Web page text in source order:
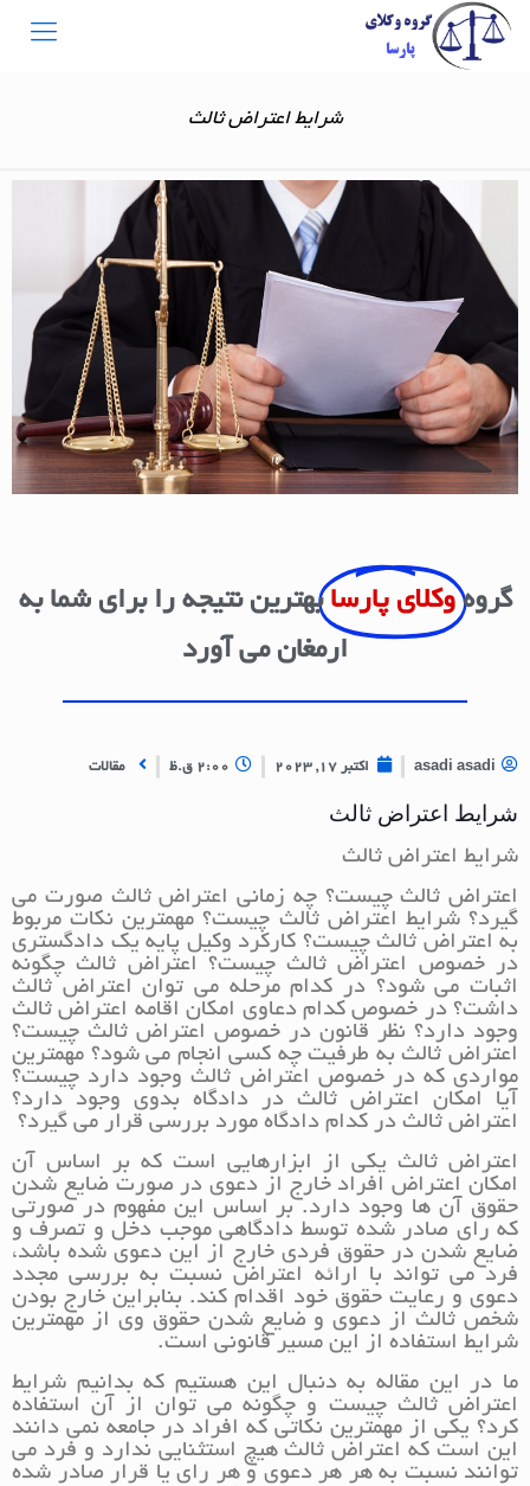
شرایط اعتراض ثالث
گروه وکلای پارسا بهترین نتیجه را برای شما به
ارمغان می آورد
asadi asadi اکتبر 17, 2023 2:00 ق.ظ مقالات
شرایط اعتراض ثالث
شرایط اعتراض ثالث
اعتراض ثالث چیست؟ چه زمانی اعتراض ثالث صورت می
گیرد؟ شرایط اعتراض ثالث چیست؟ مهمترین نکات مربوط
به اعتراض ثالث چیست؟ کارکرد وکیل پایه یک دادگستری
در خصوص اعتراض ثالث چیست؟ اعتراض ثالث چگونه
اثبات می شود؟ در کدام مرحله می توان اعتراض ثالث
داشت؟ در خصوص کدام دعاوی امکان اقامه اعتراض ثالث
وجود دارد؟ نظر قانون در خصوص اعتراض ثالث چیست؟
اعتراض ثالث به طرفیت چه کسی انجام می شود؟ مهمترین
مواردی که در خصوص اعتراض ثالث وجود دارد چیست؟
آیا امکان اعتراض ثالث در دادگاه بدوی وجود دارد؟
اعتراض ثالث در کدام دادگاه مورد بررسی قرار می گیرد؟
اعتراض ثالث یکی از ابزارهایی است که بر اساس آن
امکان اعتراض افراد خارج از دعوی در صورت ضایع شدن
حقوق آن ها وجود دارد. بر اساس این مفهوم در صورتی
که رای صادر شده توسط دادگاهی موجب دخل و تصرف و
ضایع شدن در حقوق فردی خارج از این دعوی شده باشد،
فرد می تواند با ارائه اعتراض نسبت به بررسی مجدد
دعوی و رعایت حقوق خود اقدام کند. بنابراین خارج بودن
شخص ثالث از دعوی و ضایع شدن حقوق وی از مهمترین
شرایط استفاده از این مسیر قانونی است.
ما در این مقاله به دنبال این هستیم که بدانیم شرایط
اعتراض ثالث چیست و چگونه می توان از آن استفاده
کرد؟ یکی از مهمترین نکاتی که افراد در جامعه نمی دانند
این است که اعتراض ثالث هیچ استثنایی ندارد و فرد می
توانند نسبت به هر هر دعوی و هر رای یا قرار صادر شده